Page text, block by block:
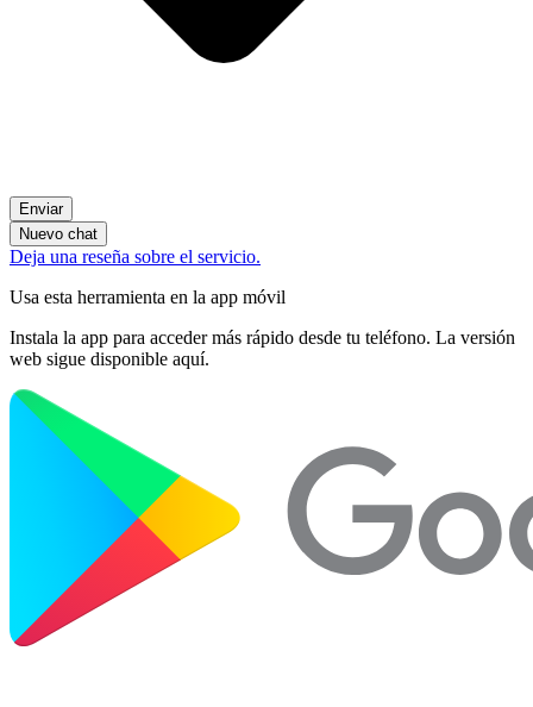
Enviar
Nuevo chat
Deja una reseña sobre el servicio.
Usa esta herramienta en la app móvil
Instala la app para acceder más rápido desde tu teléfono. La versión
web sigue disponible aquí.